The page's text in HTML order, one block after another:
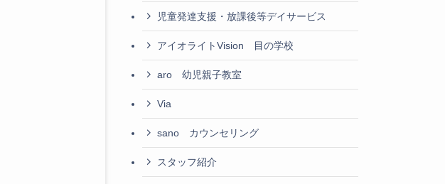
児童発達支援・放課後等デイサービス
アイオライトVision 目の学校
aro 幼児親子教室
Via
sano カウンセリング
スタッフ紹介